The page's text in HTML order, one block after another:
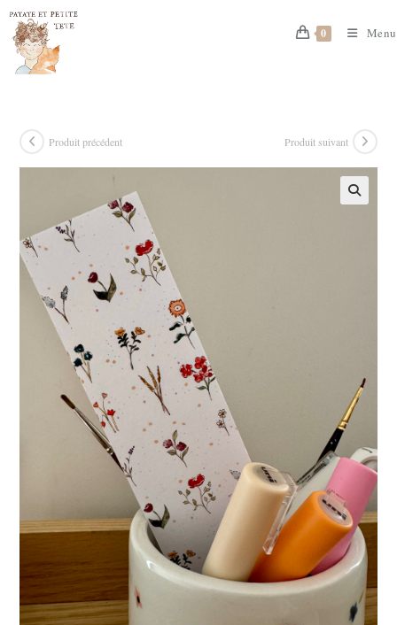
Skip
content
0 Menu
Produit précédent Produit suivant